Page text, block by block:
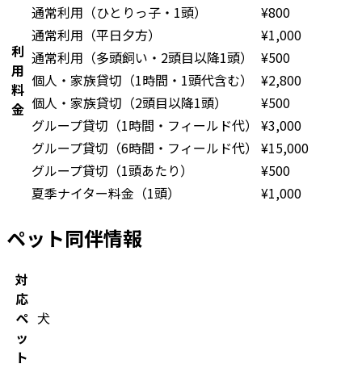
利
用
料
金
通常利用（ひとりっ子・1頭）
¥800
通常利用（平日夕方）
¥1,000
通常利用（多頭飼い・2頭目以降1頭）
¥500
個人・家族貸切（1時間・1頭代含む）
¥2,800
個人・家族貸切（2頭目以降1頭）
¥500
グループ貸切（1時間・フィールド代）
¥3,000
グループ貸切（6時間・フィールド代）
¥15,000
グループ貸切（1頭あたり）
¥500
夏季ナイター料金（1頭）
¥1,000
ペット同伴情報
対
応
ペ
ッ
ト
犬